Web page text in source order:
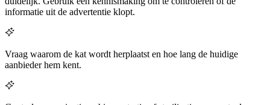
informatie uit de advertentie klopt.
Vraag waarom de kat wordt herplaatst en hoe lang de huidige
aanbieder hem kent.